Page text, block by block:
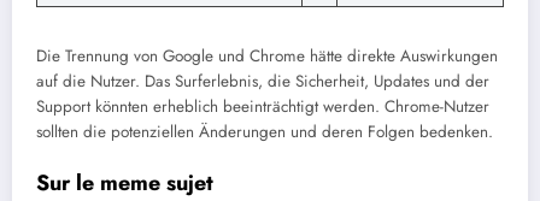
Die Trennung von Google und Chrome hätte direkte Auswirkungen
auf die Nutzer. Das Surferlebnis, die Sicherheit, Updates und der
Support könnten erheblich beeinträchtigt werden. Chrome-Nutzer
sollten die potenziellen Änderungen und deren Folgen bedenken.
Sur le meme sujet